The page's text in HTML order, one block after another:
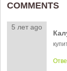
COMMENTS
5 лет ago